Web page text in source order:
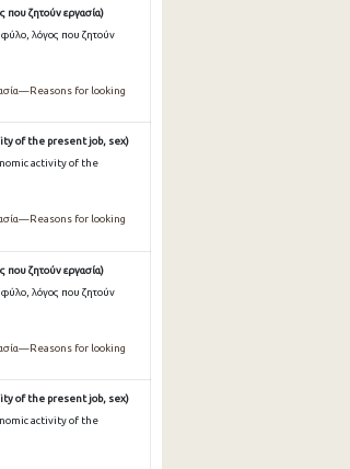
που ζητούν εργασία)
φύλο, λόγος που ζητούν
for looking
of the present job, sex)
activity of the
for looking
που ζητούν εργασία)
φύλο, λόγος που ζητούν
for looking
of the present job, sex)
activity of the